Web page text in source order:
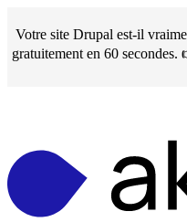
to
main
content
Votre site Drupal est-il
gratuitement en 60 secondes.